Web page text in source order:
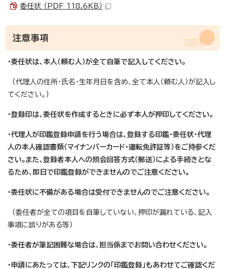
委任状 （PDF 118.6KB）
注意事項
・委任状は、本人（頼む人）が全て自筆で記入してください。
（代理人の住所・氏名・生年月日を含め、全て本人（頼む人）が記入し
てください。）
・登録印は、委任状を作成するときに必ず本人が押印してください。
・代理人が印鑑登録申請を行う場合は、登録する印鑑・委任状・代理
人の本人確認書類（マイナンバーカード・運転免許証等）をご持参くだ
さい。また、登録者本人への照会回答方式（郵送）による手続きとな
るため、即日で印鑑登録ができませんのでご注意ください。
・委任状に不備がある場合は受付できませんのでご注意ください。
（委任者が全ての項目を自筆していない、押印が漏れている、記入
事項に誤りがある等）
・委任者が筆記困難な場合は、担当係までお問い合わせください。
・申請にあたっては、下記リンクの「印鑑登録」もあわせてご確認くだ